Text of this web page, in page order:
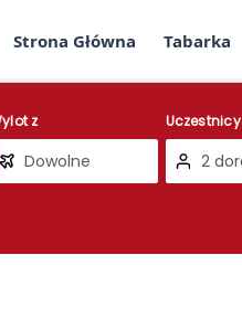
Strona Główna Tabarka
z Uczestnicy